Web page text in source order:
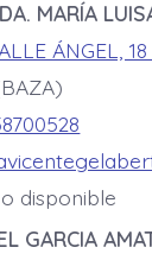
MARÍA
ÁNGEL,
disponible
GARCIA